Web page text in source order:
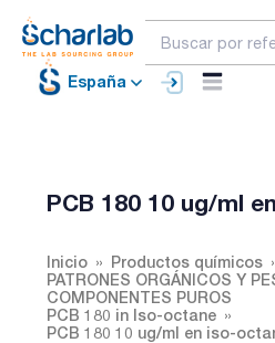
España
PCB 180 10 ug/ml
Inicio
Productos químicos
PATRONES ORGÁNICOS Y
COMPONENTES PUROS
PCB 180 in Iso-octane
PCB 180 10 ug/ml en iso-